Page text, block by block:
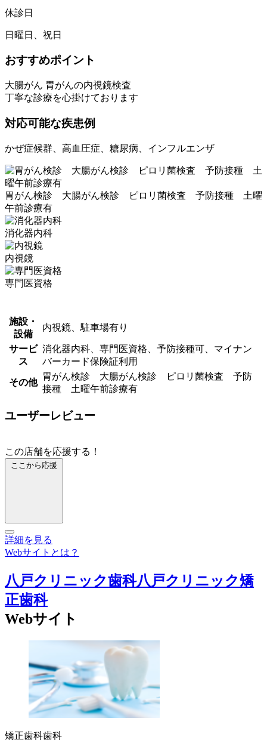
休診日
日曜日、祝日
おすすめポイント
大腸がん 胃がんの内視鏡検査
丁寧な診療を心掛けております
対応可能な疾患例
かぜ症候群、高血圧症、糖尿病、インフルエンザ
胃がん検診 大腸がん検診 ピロリ菌検査 予防接種 土曜
午前診療有
消化器内科
内視鏡
専門医資格
施設・
設備
内視鏡、駐車場有り
サービ
ス
消化器内科、専門医資格、予防接種可、マイナン
バーカード保険証利用
その他
胃がん検診 大腸がん検診 ピロリ菌検査 予防
接種 土曜午前診療有
ユーザーレビュー
この店舗を応援する！
ここから応援
詳細を見る
Webサイトとは？
八戸クリニック歯科八戸クリニック矯
正歯科
Webサイト
矯正歯科歯科